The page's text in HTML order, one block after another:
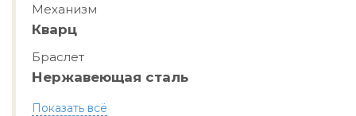
Механизм
Кварц
Браслет
Нержавеющая сталь
Показать всё